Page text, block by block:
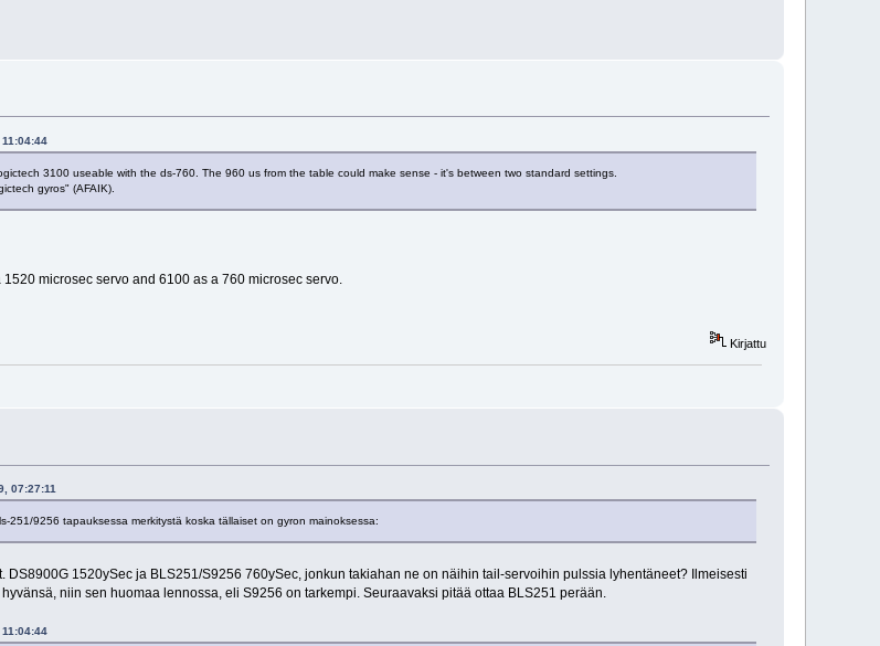
3100 useable with the ds-760. The 960 us from the table could make sense - it's between two standard settings.
gyros" (AFAIK).
microsec servo and 6100 as a 760 microsec servo.
Kirjattu
07:27:11
251/9256 tapauksessa merkitystä koska tällaiset on gyron mainoksessa:
DS8900G 1520ySec ja BLS251/S9256 760ySec, jonkun takiahan ne on näihin tail-servoihin pulssia lyhentäneet? Ilmeisesti
niin sen huomaa lennossa, eli S9256 on tarkempi. Seuraavaksi pitää ottaa BLS251 perään.